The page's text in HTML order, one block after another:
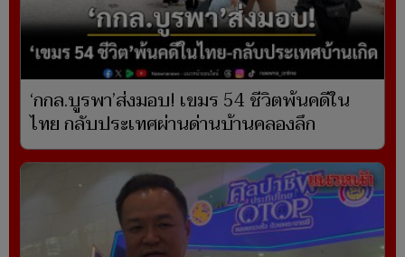
‘กกล.บูรพา’ส่งมอบ! เขมร 54 ชีวิตพ้นคดีใน
ไทย กลับประเทศผ่านด่านบ้านคลองลึก